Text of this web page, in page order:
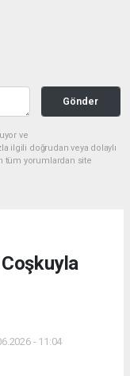
Gönder
ve
ilgili doğrudan veya dolaylı
tüm yorumlardan site
- 11:04